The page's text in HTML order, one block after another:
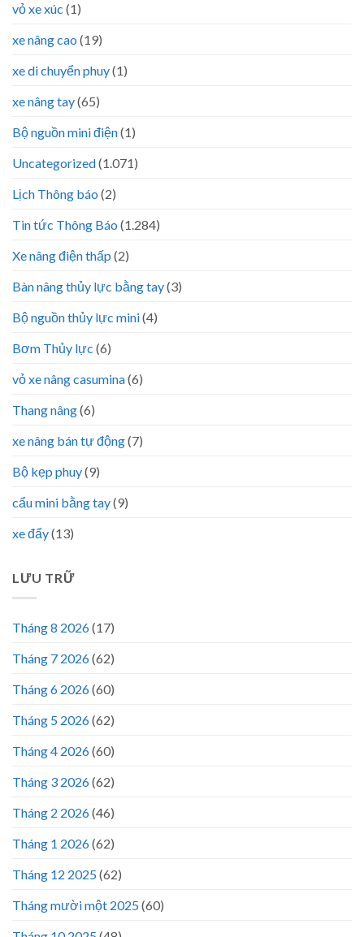
vỏ xe xúc (1)
xe nâng cao (19)
xe di chuyển phuy(1)
xe nâng tay(65)
Bộ nguồn mini điện(1)
Uncategorized(1.071)
Lịch Thông báo (2)
Tin tức Thông Báo (1.284)
Xe nâng điện thấp (2)
Bàn nâng thủy lực bằng tay(3)
Bộ nguồn thủy lực mini(4)
Bơm Thủy lực (6)
vỏ xe nâng casumina(6)
Thang nâng(6)
xe nâng bán tự động(7)
Bộ kẹp phuy(9)
cẩu mini bằng tay(9)
xe đẩy(13)
LƯU TRỮ
Tháng 8 2026(17)
Tháng 7 2026(62)
Tháng 6 2026(60)
Tháng 5 2026(62)
Tháng 4 2026(60)
Tháng 3 2026(62)
Tháng 2 2026(46)
Tháng 1 2026(62)
Tháng 12 2025(62)
Tháng mười một 2025(60)